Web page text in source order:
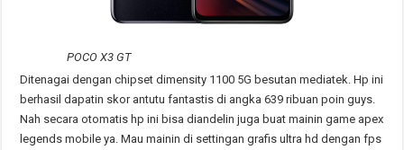
POCO X3 GT
Ditenagai dengan chipset dimensity 1100 5G besutan mediatek. Hp ini
berhasil dapatin skor antutu fantastis di angka 639 ribuan poin guys.
Nah secara otomatis hp ini bisa diandelin juga buat mainin game apex
legends mobile ya. Mau mainin di settingan grafis ultra hd dengan fps